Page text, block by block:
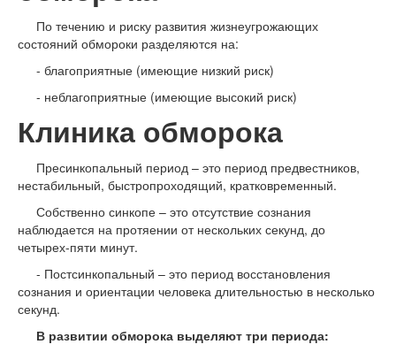
По течению и риску развития жизнеугрожающих
состояний обмороки разделяются на:
- благоприятные (имеющие низкий риск)
- неблагоприятные (имеющие высокий риск)
Клиника обморока
Пресинкопальный период – это период предвестников,
нестабильный, быстропроходящий, кратковременный.
Собственно синкопе – это отсутствие сознания
наблюдается на протяении от нескольких секунд, до
четырех-пяти минут.
- Постсинкопальный – это период восстановления
сознания и ориентации человека длительностью в несколько
секунд.
В развитии обморока выделяют три периода: